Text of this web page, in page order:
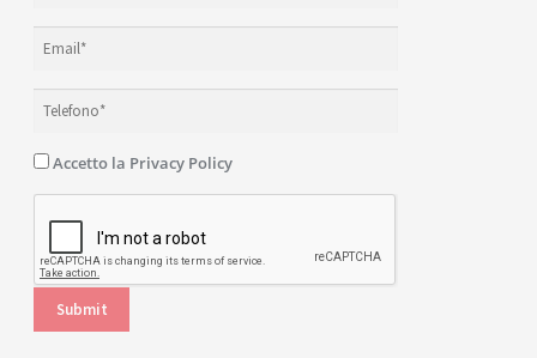
Accetto la Privacy Policy